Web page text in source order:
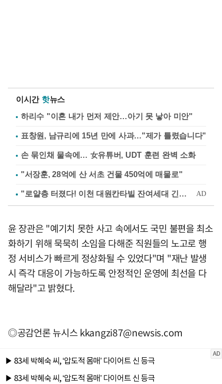
이시간 핫뉴스
하리수 "이혼 내가 먼저 제안…아기 못 낳아 미안"
표창원, 남규리에 15년 만에 사과…"제가 틀렸습니다"
손 묶인채 물속에… 女유튜버, UDT 훈련 완벽 소화
"서장훈, 28억에 산 서초 건물 450억에 매물로"
윤 장관은 "예기치 못한 사고 속에서도 국민 불편을 최소
화하기 위해 묵묵히 소임을 다해준 직원들의 노고로 행
정 서비스가 빠르게 정상화될 수 있었다"며 "재난 발생
시 즉각 대응이 가능하도록 안정적인 운영에 최선을 다
해달라"고 밝혔다.
◎공감언론 뉴시스kkangzi87@newsis.com